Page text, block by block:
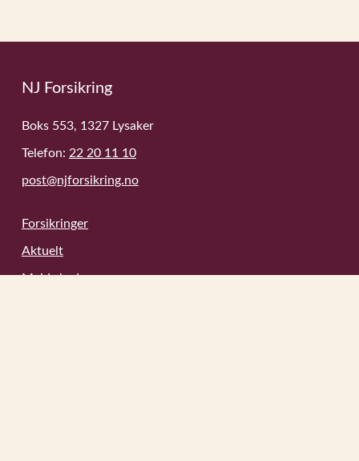
Forsikringer
Aktuelt
Meld skade
NJ Forsikring
Boks 553, 1327 Lysaker
Telefon: 22 20 11 10
post@njforsikring.no